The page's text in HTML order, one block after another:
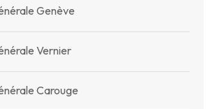
Genève
Vernier
Carouge